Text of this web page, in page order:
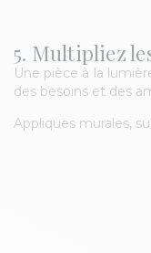
5. Multipliez
Une pièce à la
des besoins et des
Appliques murales,